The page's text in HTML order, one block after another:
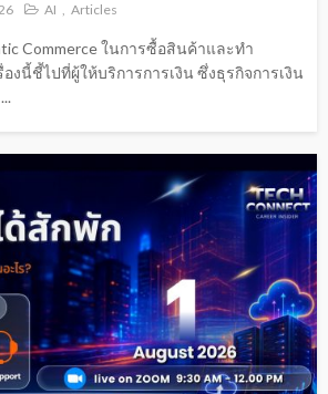
AI Articles
Commerce ในการซื้อสินค้าและทำ
องนี้ชี้ไปที่ผู้ให้บริการการเงิน ซึ่งธุรกิจการเงิน